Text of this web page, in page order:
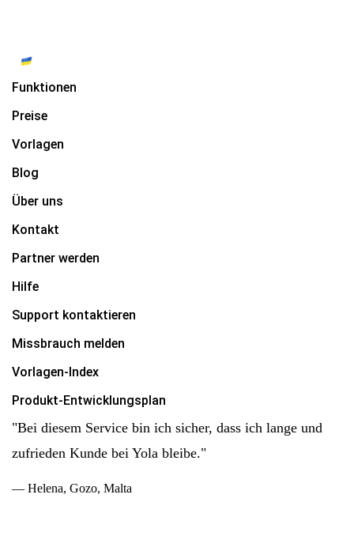
Funktionen
Preise
Vorlagen
Blog
Über uns
Kontakt
Partner werden
Hilfe
Support kontaktieren
Missbrauch melden
Vorlagen-Index
Produkt-Entwicklungsplan
"Bei diesem Service bin ich sicher, dass ich lange und
zufrieden Kunde bei Yola bleibe."
— Helena, Gozo, Malta